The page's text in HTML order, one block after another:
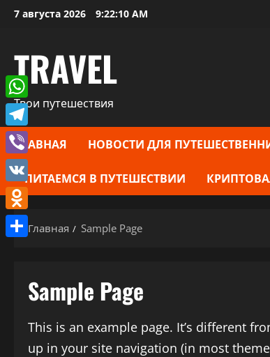
Перейти
7 августа 2026 9:22:11 AM
TRAVEL
Твои путешествия
ГЛАВНАЯ НОВОСТИ ДЛЯ
ПИТАЕМСЯ В ПУТЕШЕСТВИИ
Главная Sample Page
Sample Page
This is an example page. It’s different
up in your site navigation (in most
WhatsApp
Telegram
Viber
VK
Odnoklassniki